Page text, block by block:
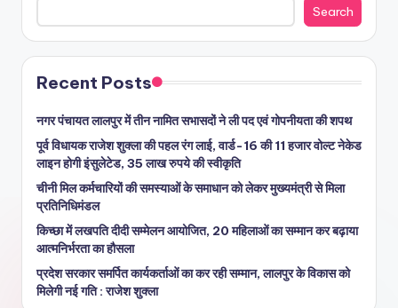
Search
Recent Posts
नगर पंचायत लालपुर में तीन नामित सभासदों ने ली पद एवं गोपनीयता की शपथ
पूर्व विधायक राजेश शुक्ला की पहल रंग लाई, वार्ड-16 की 11 हजार वोल्ट नेकेड
लाइन होगी इंसुलेटेड, 35 लाख रुपये की स्वीकृति
चीनी मिल कर्मचारियों की समस्याओं के समाधान को लेकर मुख्यमंत्री से मिला
प्रतिनिधिमंडल
किच्छा में लखपति दीदी सम्मेलन आयोजित, 20 महिलाओं का सम्मान कर बढ़ाया
आत्मनिर्भरता का हौसला
प्रदेश सरकार समर्पित कार्यकर्ताओं का कर रही सम्मान, लालपुर के विकास को
मिलेगी नई गति : राजेश शुक्ला